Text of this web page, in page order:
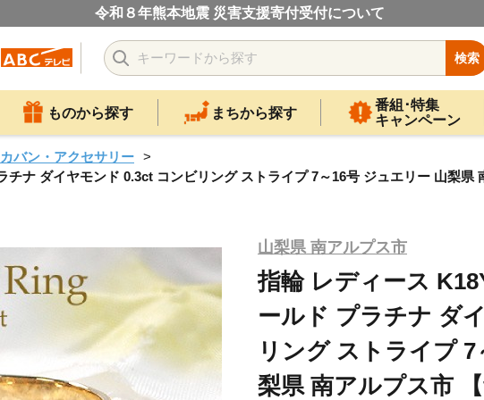
令和８年熊本地震 災害支援寄付受付について
検索
ものから探す まちから探す
番組･特集
キャンペーン
バン・アクセサリー
ナ ダイヤモンド 0.3ct コンビリング ストライプ 7～16号 ジュエリー 山梨
山梨県 南アルプス市
指輪 レディース
ールド プラチナ ダ
リング ストライプ
梨県 南アルプス市